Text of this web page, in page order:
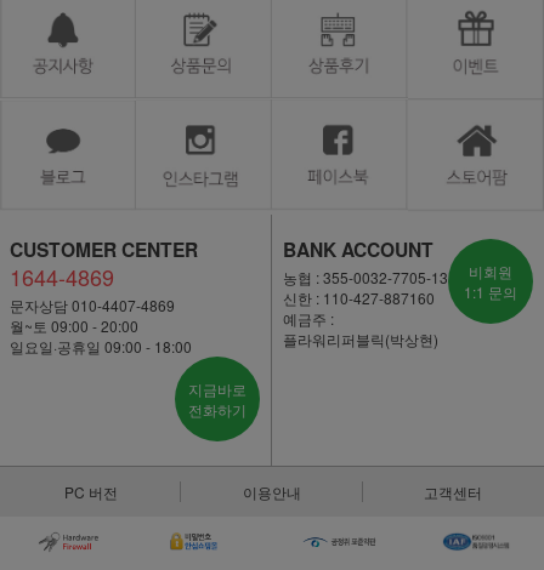
CUSTOMER CENTER
1644-4869
문자상담 010-4407-4869
월~토 09:00 - 20:00
일요일·공휴일 09:00 - 18:00
지금바로
전화하기
BANK ACCOUNT
농협 : 355-0032-7705-13
신한 : 110-427-887160
예금주 :
플라워리퍼블릭(박상현)
비회원
1:1 문의
PC 버전 이용안내 고객센터